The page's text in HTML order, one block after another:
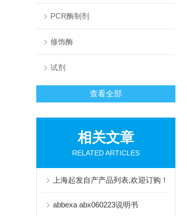
PCR酶制剂
修饰酶
试剂
查看全部
相关文章
RELATED ARTICLES
上海起发自产产品列表,欢迎订购！
abbexa abx060223说明书